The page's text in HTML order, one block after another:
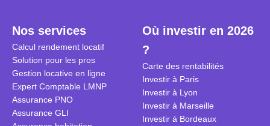
secondes
sécuriser
Nos services
Calcul rendement locatif
Solution pour les pros
Gestion locative en ligne
Expert Comptable LMNP
Assurance PNO
Assurance GLI
Où investir en 2026
?
Carte des rentabilités
Investir à Paris
Investir à Lyon
Investir à Marseille
Investir à Bordeaux